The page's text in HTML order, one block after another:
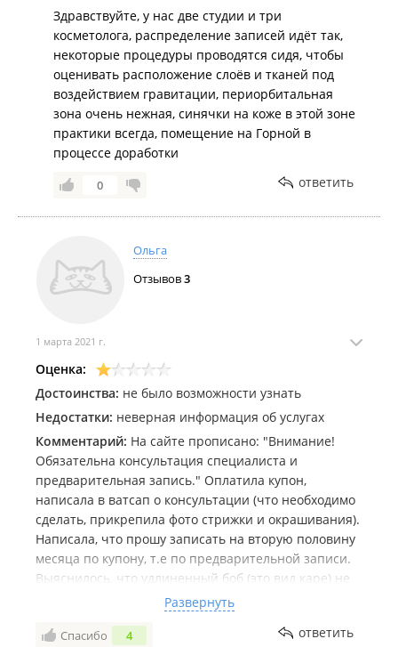
Здравствуйте, у нас две студии и три
косметолога, распределение записей идёт так,
некоторые процедуры проводятся сидя, чтобы
оценивать расположение слоёв и тканей под
воздействием гравитации, периорбитальная
зона очень нежная, синячки на коже в этой зоне
практики всегда, помещение на Горной в
процессе доработки
0 ответить
Ольга
Отзывов3
1 марта 2021 г.
Оценка:
Достоинства: не было возможности узнать
Недостатки: неверная информация об услугах
Комментарий: На сайте прописано: "Внимание!
Обязательна консультация специалиста и
предварительная запись." Оплатила купон,
написала в ватсап о консультации (что необходимо
сделать, прикрепила фото стрижки и окрашивания).
Написала, что прошу записать на вторую половину
месяца по купону, т.е по предварительной записи.
Выяснилось, что удлиненный боб (это вид каре) не
входит в список стрижек по купону, окрасить она
тоже не сможет в желаемый цвет.. И вообще,
оказывается упомянутое "Внимание!" означает, что
Развернуть
Спасибо 4 ответить